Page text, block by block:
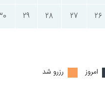
26
27
28
29
امروز رزرو شد